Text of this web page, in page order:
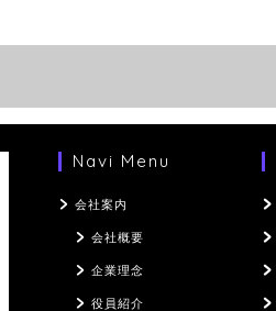
Navi Menu
会社案内
会社概要
企業理念
役員紹介